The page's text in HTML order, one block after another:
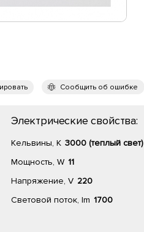
Сообщить об ошибке
Электрические свойства:
Кельвины, К 3000 (теплый свет)
Мощность, W 11
Напряжение, V 220
Световой поток, lm 1700